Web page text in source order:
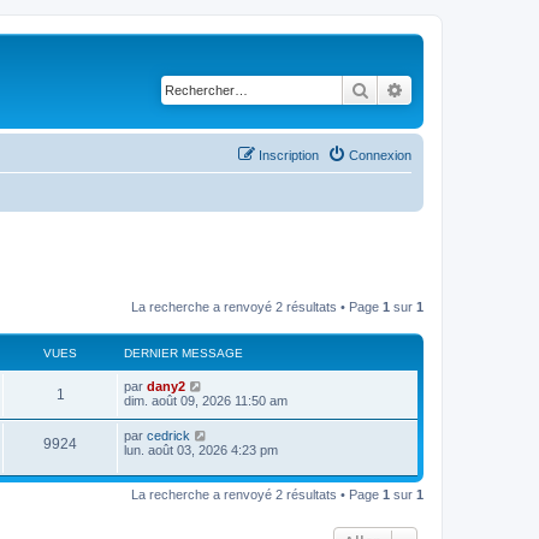
Rechercher
Connexion
Inscription
La recherche a renvoyé 2 résultats • Page 1 sur 1
VUES DERNIER MESSAGE
1
u
s
D
e
i
e
m
par dany2
dim. août 09, 2026 11:50 am
9924V
u
D
e
n
par cedrick
lun. août 03, 2026 4:23 pm
La recherche a renvoyé 2 résultats • Page 1 sur 1